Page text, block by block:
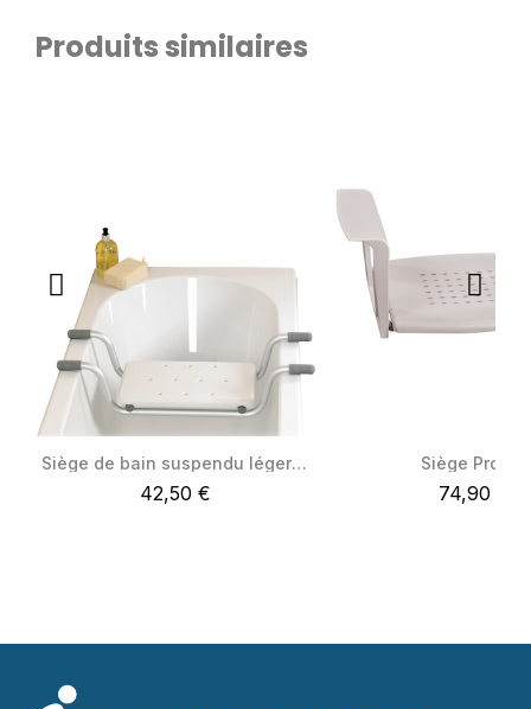
Produits similaires
Quick View Siège de bain suspendu léger Homecraft®
42,50 €
Quick View
Siège Profilo
74,90 €